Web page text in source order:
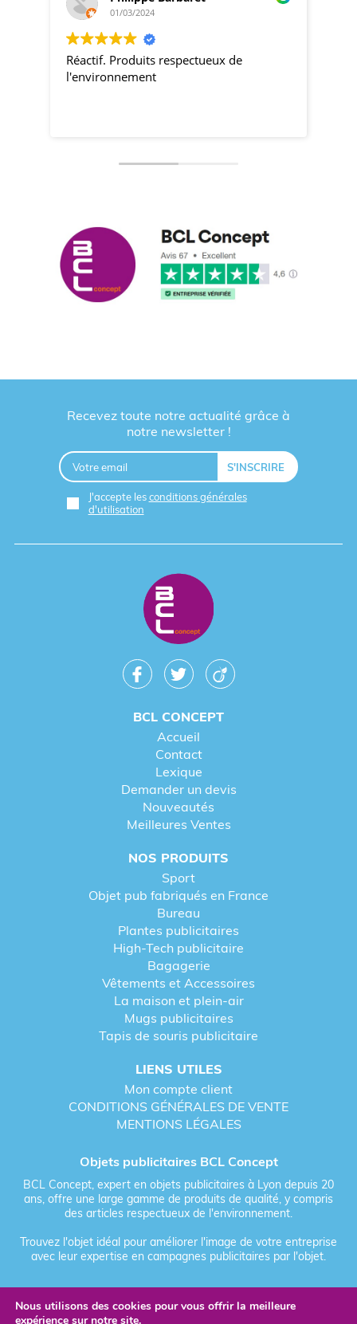
01/03/2024
Réactif. Produits respectueux de
l'environnement
Recevez toute notre actualité grâce à
notre newsletter !
J'accepte lesconditions générales
d'utilisation
BCL CONCEPT
Accueil
Contact
Lexique
Demander un devis
Nouveautés
Meilleures Ventes
NOS PRODUITS
Sport
Objet pub fabriqués en France
Bureau
Plantes publicitaires
High-Tech publicitaire
Bagagerie
Vêtements et Accessoires
La maison et plein-air
Mugs publicitaires
Tapis de souris publicitaire
LIENS UTILES
Mon compte client
CONDITIONS GÉNÉRALES DE VENTE
MENTIONS LÉGALES
Objets publicitaires BCL Concept
BCL Concept, expert en objets publicitaires à Lyon depuis 20
ans, offre une large gamme de produits de qualité, y compris
des articles respectueux de l'environnement.
Trouvez l'objet idéal pour améliorer l'image de votre entreprise
avec leur expertise en campagnes publicitaires par l'objet.
Fièrement forgé par Les Vikings
Nous utilisons des cookies pour vous offrir la meilleure
expérience sur notre site.